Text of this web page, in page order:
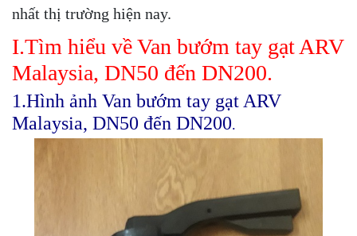
nhất thị trường hiện nay.
I.Tìm hiểu về Van bướm tay gạt ARV
Malaysia, DN50 đến DN200.
1.Hình ảnh Van bướm tay gạt ARV
Malaysia, DN50 đến DN200.